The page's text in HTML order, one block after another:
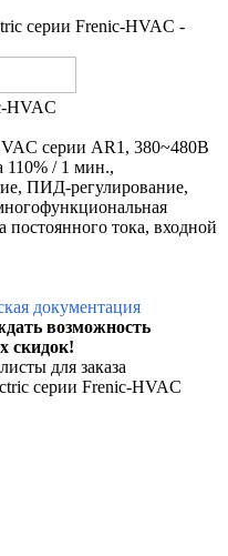
серии Frenic-HVAC -
серии AR1, 380~480B
110% / 1 мин.,
ПИД-регулирование,
постоянного тока, входной
возможность
скидок!
для заказа
серии Frenic-HVAC